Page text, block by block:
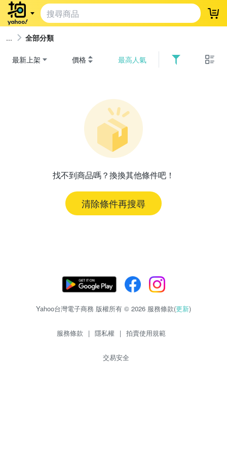
登
全部分類
最新上架 價格 最高人氣
找不到商品嗎？換換其他條件吧！
清除條件再搜尋
Yahoo台灣電子商務 版權所有 © 2026 服務條款(更新)
服務條款 | 隱私權 | 拍賣使用規範
交易安全